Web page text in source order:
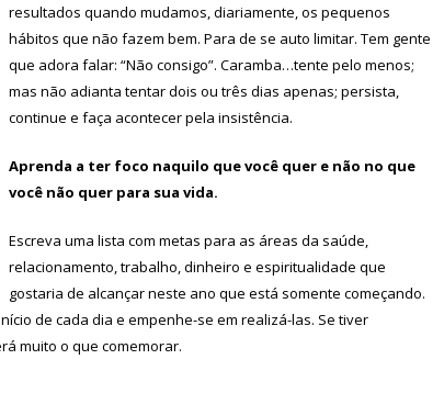
resultados quando mudamos, diariamente, os pequenos
hábitos que não fazem bem. Para de se auto limitar. Tem gente
que adora falar: “Não consigo”. Caramba…tente pelo menos;
mas não adianta tentar dois ou três dias apenas; persista,
continue e faça acontecer pela insistência.
Aprenda a ter foco naquilo que você quer e não no que
você não quer para sua vida.
Escreva uma lista com metas para as áreas da saúde,
relacionamento, trabalho, dinheiro e espiritualidade que
gostaria de alcançar neste ano que está somente começando.
de cada dia e empenhe-se em realizá-las. Se tiver
muito o que comemorar.